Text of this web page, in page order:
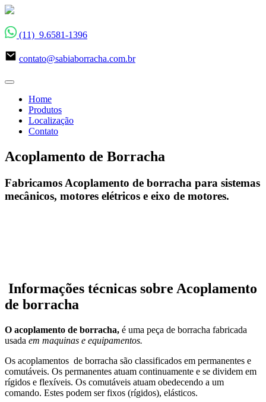
(11) 9.6581-1396
contato@sabiaborracha.com.br
Home
Produtos
Localização
Contato
Acoplamento de Borracha
Fabricamos Acoplamento de borracha para sistemas
mecânicos, motores elétricos e eixo de motores.
Informações técnicas sobre Acoplamento
de borracha
O acoplamento de borracha, é uma peça de borracha fabricada
usada em maquinas e equipamentos.
Os acoplamentos de borracha são classificados em permanentes e
comutáveis. Os permanentes atuam continuamente e se dividem em
rígidos e flexíveis. Os comutáveis atuam obedecendo a um
comando. Estes podem ser fixos (rígidos), elásticos.